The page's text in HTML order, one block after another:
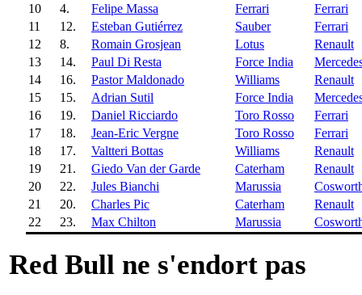
10
4. Felipe Massa Ferrari
Ferrari
11
12. Esteban Gutiérrez Sauber
Ferrari
12
8. Romain Grosjean Lotus
Renault
13
14. Paul Di Resta Force India
14
16. Pastor Maldonado Williams
Renault
15
15. Adrian Sutil Force India
16
19. Daniel Ricciardo Toro Rosso
Ferrari
17
18. Jean-Eric Vergne Toro Rosso
Ferrari
18
17. Valtteri Bottas Williams
Renault
19
21. Giedo Van der Garde Caterham
Renault
20
22. Jules Bianchi Marussia
21
20. Charles Pic Caterham
Renault
22
23. Max Chilton Marussia
Red Bull ne s'endort pas